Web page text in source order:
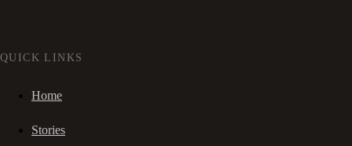
QUICK LINKS
Home
Stories